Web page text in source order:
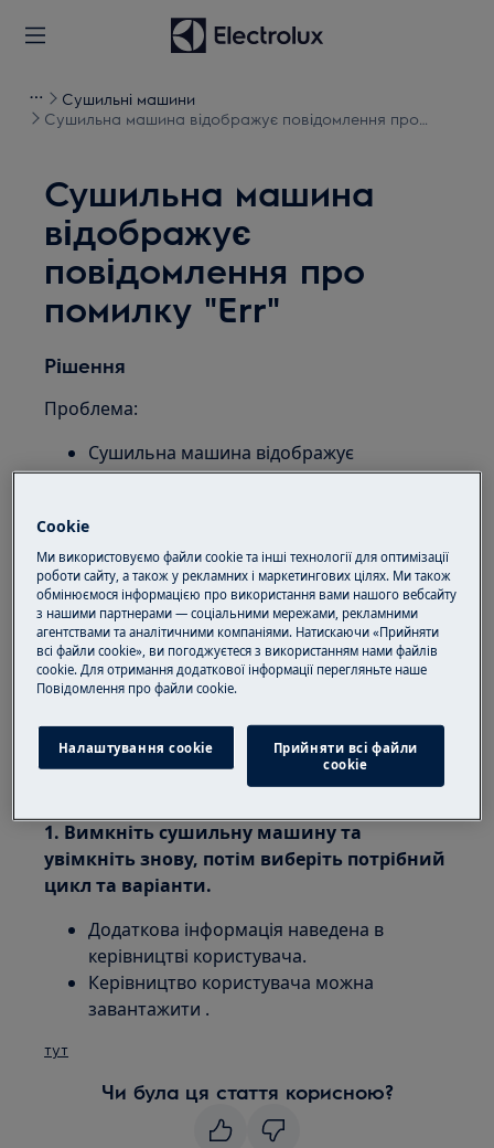
Сушильні машини
Сушильна машина відображує повідомлення про
Сушильна машина
відображує
повідомлення про
помилку "Err"
Рішення
Проблема:
Сушильна машина відображує
повідомлення про помилку ""Err"". Воно
змінити цикл або налаштування після
запуску циклу або вибраний варіант не
може бути використаний із вибраним
циклом.
Застосовується для:
Сушильної машини з вентилятором
Конденсаційної сушильної машини
Сушильної машини з тепловим насосом
1. Вимкніть сушильну машину та
увімкніть знову, потім виберіть потрібний
цикл та варіанти.
Додаткова інформація наведена в
керівництві користувача.
Керівництво користувача можна
завантажити .
тут
Чи була ця стаття корисною?
Cookie
Ми використовуємо файли cookie та інші технології для оптимізації
роботи сайту, а також у рекламних і маркетингових цілях. Ми також
обмінюємося інформацією про використання вами нашого вебсайту
з нашими партнерами — соціальними мережами, рекламними
агентствами та аналітичними компаніями. Натискаючи «Прийняти
всі файли cookie», ви погоджуєтеся з використанням нами файлів
cookie. Для отримання додаткової інформації перегляньте наше
Пoвідомлення прo файли cookie.
Налаштування cookie
Прийняти всі файли
сookie